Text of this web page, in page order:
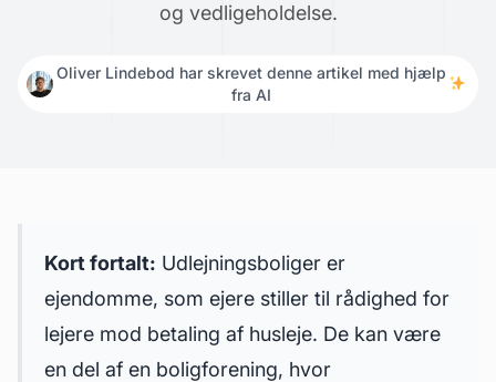
og vedligeholdelse.
Oliver Lindebod har skrevet denne artikel med hjælp
fra AI
Kort fortalt: Udlejningsboliger er
ejendomme, som ejere stiller til rådighed for
lejere mod betaling af husleje. De kan være
en del af en boligforening, hvor